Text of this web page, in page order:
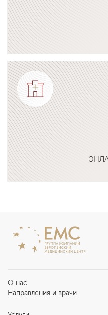
Подробнее о программе
О нас
Отзывы пациентов
О клинике
Направления и врачи